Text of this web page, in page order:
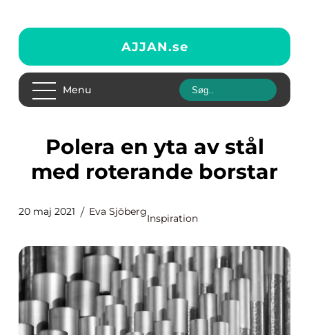
AJJAN.se
Menu
Polera en yta av stål
med roterande borstar
20 maj 2021 Eva Sjöberg
Inspiration